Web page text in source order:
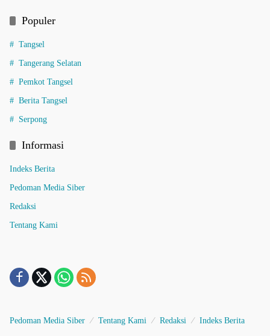
Populer
Tangsel
Tangerang Selatan
Pemkot Tangsel
Berita Tangsel
Serpong
Informasi
Indeks Berita
Pedoman Media Siber
Redaksi
Tentang Kami
Pedoman Media Siber Tentang Kami Redaksi Indeks Berita